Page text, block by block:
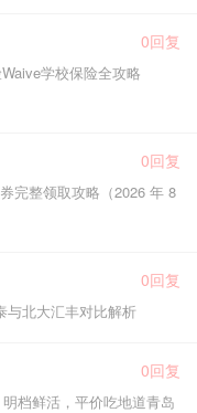
0回复
学校保险全攻略
0回复
完整领取攻略（2026 年 8
0回复
与北大汇丰对比解析
0回复
档鲜活，平价吃地道青岛